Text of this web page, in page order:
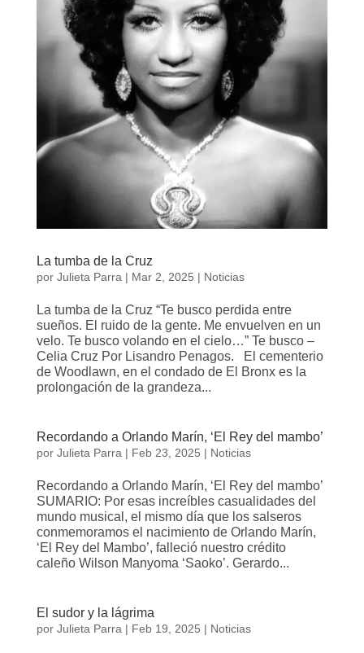
La tumba de la Cruz
por Julieta Parra | Mar 2, 2025 | Noticias
La tumba de la Cruz “Te busco perdida entre
sueños. El ruido de la gente. Me envuelven en un
velo. Te busco volando en el cielo…” Te busco –
Celia Cruz Por Lisandro Penagos. El cementerio
de Woodlawn, en el condado de El Bronx es la
prolongación de la grandeza...
Recordando a Orlando Marín, ‘El Rey del mambo’
por Julieta Parra | Feb 23, 2025 | Noticias
Recordando a Orlando Marín, ‘El Rey del mambo’
SUMARIO: Por esas increíbles casualidades del
mundo musical, el mismo día que los salseros
conmemoramos el nacimiento de Orlando Marín,
‘El Rey del Mambo’, falleció nuestro crédito
caleño Wilson Manyoma ‘Saoko’. Gerardo...
El sudor y la lágrima
por Julieta Parra | Feb 19, 2025 | Noticias